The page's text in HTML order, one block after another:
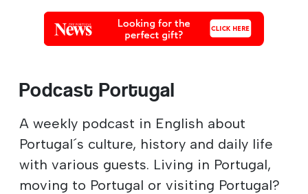
Podcast Portugal
A weekly podcast in English about
Portugal´s culture, history and daily life
with various guests. Living in Portugal,
moving to Portugal or visiting Portugal?